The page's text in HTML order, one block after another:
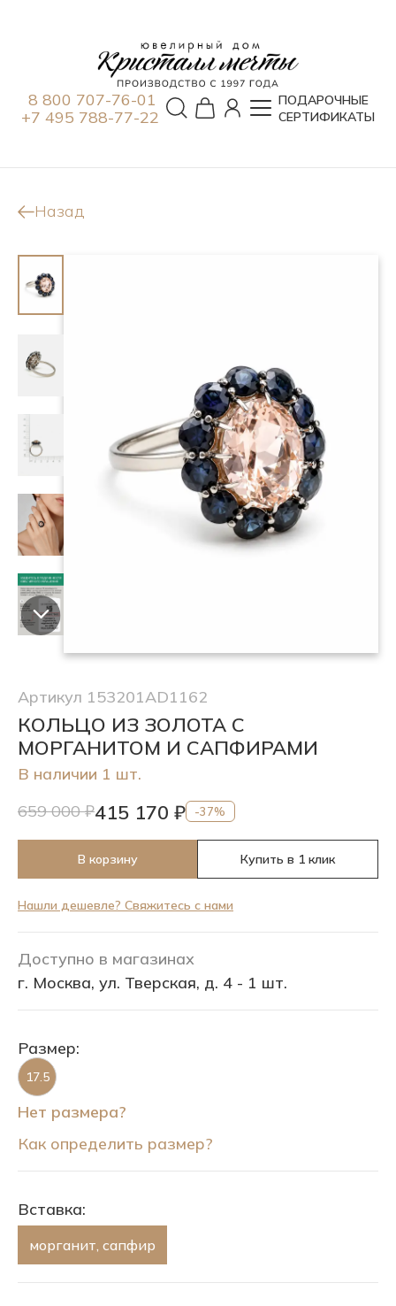
8 800 707-76-01
+7 495 788-77-22
ПОДАРОЧНЫЕ
СЕРТИФИКАТЫ
Назад
Артикул 153201AD1162
КОЛЬЦО ИЗ ЗОЛОТА С
МОРГАНИТОМ И САПФИРАМИ
В наличии 1 шт.
659 000 ₽415 170 ₽ -37%
В корзину Купить в 1 клик
Нашли дешевле? Свяжитесь с нами
Доступно в магазинах
г. Москва, ул. Тверская, д. 4 - 1 шт.
Размер:
17.5
Нет размера?
Как определить размер?
Вставка:
морганит, сапфир